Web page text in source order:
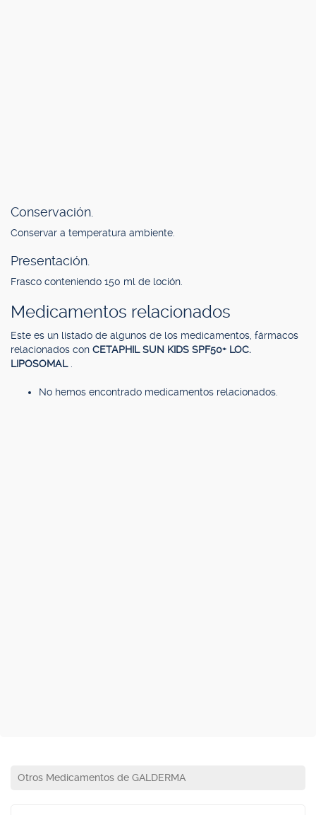
Conservación.
Conservar a temperatura ambiente.
Presentación.
Frasco conteniendo 150 ml de loción.
Medicamentos relacionados
Este es un listado de algunos de los medicamentos, fármacos
relacionados con CETAPHIL SUN KIDS SPF50+ LOC.
LIPOSOMAL
No hemos encontrado medicamentos relacionados.
Otros Medicamentos de GALDERMA